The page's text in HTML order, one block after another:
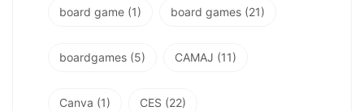
board game (1) board games (21)
boardgames (5) CAMAJ (11)
Canva (1) CES (22)